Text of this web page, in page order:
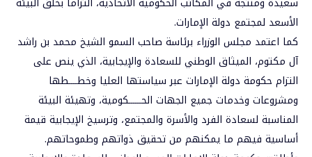
الأسعد لمجتمع دولة الإمارات.
كما اعتمد مجلس الوزراء برئاسة صاحب السمو الشيخ محمد بن راشد
آل مكتوم، الميثاق الوطني للسعادة والإيجابية، الذي ينص على
التزام حكومة دولة الإمارات عبر سياستها العليا وخطــــطها
ومشروعات وخدمات جميع الجهات الحــــــكومية، وتهيئة البيئة
المناسبة لسعادة الفرد والأسرة والمجتمع، وترسيخ الإيجابية قيمة
أساسية فيهم ما يمكنهم من تحقيق ذواتهم وطموحاتهم.